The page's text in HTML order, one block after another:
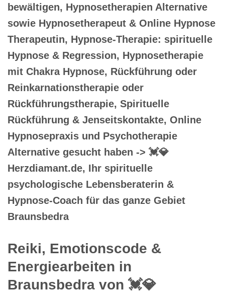
bewältigen, Hypnosetherapien Alternative
sowie Hypnosetherapeut & Online Hypnose
Therapeutin, Hypnose-Therapie: spirituelle
Hypnose & Regression, Hypnosetherapie
mit Chakra Hypnose, Rückführung oder
Reinkarnationstherapie oder
Rückführungstherapie, Spirituelle
Rückführung & Jenseitskontakte, Online
Hypnosepraxis und Psychotherapie
Alternative gesucht haben -> 💓️💎
Herzdiamant.de, Ihr spirituelle
psychologische Lebensberaterin &
Hypnose-Coach für das ganze Gebiet
Braunsbedra
Reiki, Emotionscode &
Energiearbeiten in
Braunsbedra von 💓️💎